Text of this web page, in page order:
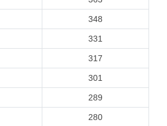
348
331
317
301
289
280